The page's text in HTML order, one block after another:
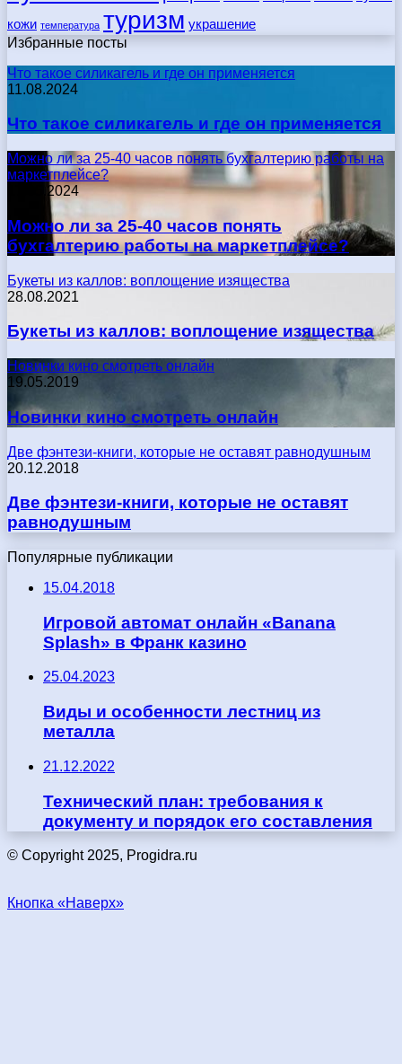
кожи температура туризм украшение
Избранные посты
Что такое силикагель и где он применяется
11.08.2024
Что такое силикагель и где он применяется
Можно ли за 25-40 часов понять бухгалтерию работы на
маркетплейсе?
17.05.2024
Можно ли за 25-40 часов понять
бухгалтерию работы на маркетплейсе?
Букеты из каллов: воплощение изящества
28.08.2021
Букеты из каллов: воплощение изящества
Новинки кино смотреть онлайн
19.05.2019
Новинки кино смотреть онлайн
Две фэнтези-книги, которые не оставят равнодушным
20.12.2018
Две фэнтези-книги, которые не оставят
равнодушным
Популярные публикации
15.04.2018
Игровой автомат онлайн «Banana
Splash» в Франк казино
25.04.2023
Виды и особенности лестниц из
металла
21.12.2022
Технический план: требования к
документу и порядок его составления
© Copyright 2025, Progidra.ru
Кнопка «Наверх»